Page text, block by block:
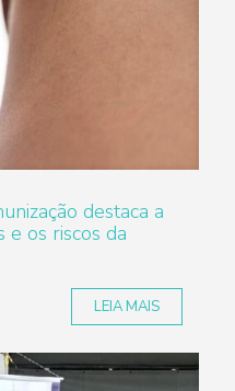
destaca a
e os riscos da
LEIA MAIS